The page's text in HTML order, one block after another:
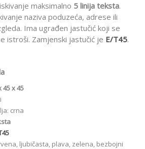
maksimalno 5 linija teksta.
naziva poduzeća, adrese ili
Ima ugrađen jastučić koji se
istroši. Zamjenski jastučić je E/T45.
45 x 45
crna
ljubičasta, plava, zelena, bezbojni